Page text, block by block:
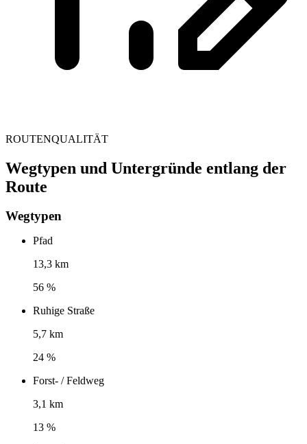
ROUTENQUALITÄT
Wegtypen und Untergründe entlang der
Route
Wegtypen
Pfad
13,3 km
56 %
Ruhige Straße
5,7 km
24 %
Forst- / Feldweg
3,1 km
13 %